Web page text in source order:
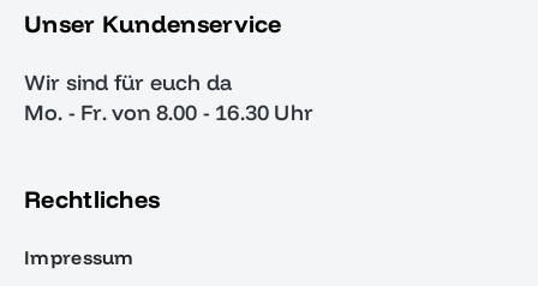
Unser Kundenservice
Wir sind für euch da
Mo. - Fr. von 8.00 - 16.30 Uhr
Rechtliches
Impressum